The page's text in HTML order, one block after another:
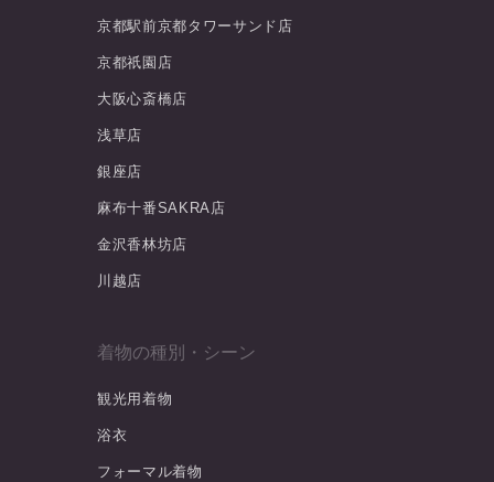
京都駅前京都タワーサンド店
京都祇園店
大阪心斎橋店
浅草店
銀座店
麻布十番SAKRA店
金沢香林坊店
川越店
着物の種別・シーン
観光用着物
浴衣
フォーマル着物